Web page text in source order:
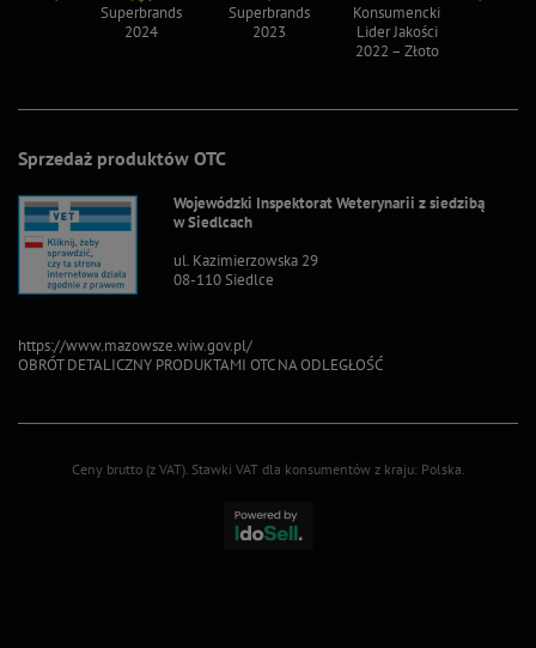
Sprzedaż produktów OTC
Wojewódzki Inspektorat Weterynarii z siedzibą
w Siedlcach
ul. Kazimierzowska 29
08-110 Siedlce
https://www.mazowsze.wiw.gov.pl/
OBRÓT DETALICZNY PRODUKTAMI OTC NA ODLEGŁOŚĆ
Superbrands
2024
Superbrands
2023
Konsumencki
Lider Jakości
2022 – Złoto
Ceny brutto (z VAT). Stawki VAT dla konsumentów z kraju: Polska